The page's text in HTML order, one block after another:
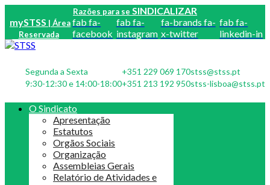
Razões para se SINDICALIZAR
mySTSS | Área
Reservada
fab fa-
facebook
fab fa-
instagram
fa-brands fa-
x-twitter
fab fa-
linkedin-in
Segunda a Sexta
9:30-12:30 e 14:00-18:00
+351 229 069 170
+351 213 192 950
stss@stss.pt
stss-lisboa@stss.pt
O Sindicato
Apresentação
Estatutos
Orgãos Sociais
Organização
Assembleias Gerais
Relatório de Atividades e